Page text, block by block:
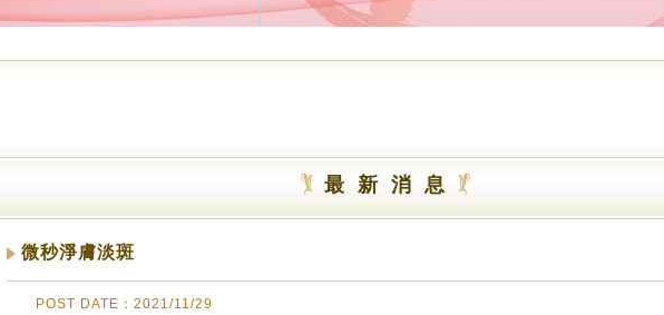
最新消息
微秒淨膚淡斑
POST DATE：2021/11/29